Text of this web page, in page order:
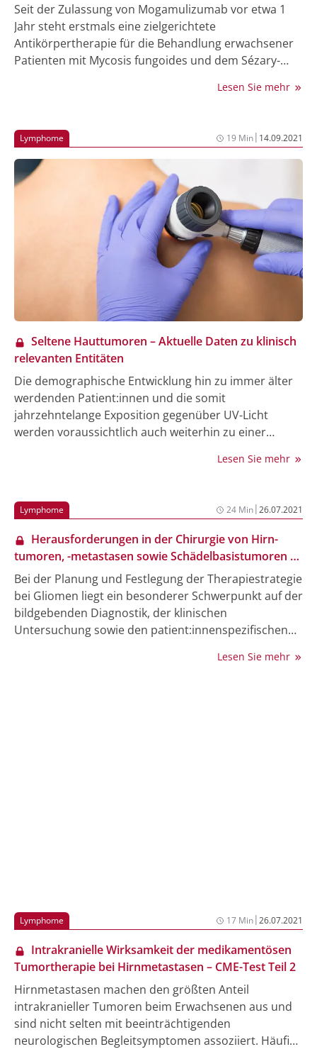
Seit der Zulassung von Mogamulizumab vor etwa 1
Jahr steht erstmals eine zielgerichtete
Antikörpertherapie für die Behandlung erwachsener
Patienten mit Mycosis fungoides und dem Sézary-
vorherige systemische Therapie erhalten haben. Die
T-Zell-Lymphome, neue Erkenntnisse aus der
MAVORIC-Studie, erste Erfahrungen aus der Praxis
sowie multimodale Behandlungsansätze wurden bei
einer digitalen Pressekonferenz vorgestellt.
Lesen Sie mehr
Lymphome 19 Min| 14.09.2021
Seltene Hauttumoren – Aktuelle Daten zu klinisch
relevanten Entitäten
Die demographische Entwicklung hin zu immer älter
werdenden Patient:innen und die somit
jahrzehntelange Exposition gegenüber UV-Licht
werden voraussichtlich auch weiterhin zu einer
maligne Melanom. Seltene Hauttumoren sind z.B. das
Merkelzellkarzinom (MCC) und das Angiosarkom. In
dieser Übersichtsarbeit wird die aktuelle Datenlage zu
den beiden zuletzt genannten Entitäten näher
Lesen Sie mehr
Lymphome 24 Min|26.07.2021
Herausforderungen in der Chirurgie von Hirn­
tumoren, -metastasen sowie Schädelbasistumoren –
CME-Test Teil 3
Bei der Planung und Festlegung der Therapiestrategie
bei Gliomen liegt ein besonderer Schwerpunkt auf der
bildgebenden Diagnostik, der klinischen
Untersuchung sowie den patient:innenspezifischen
perioperative Diagnostik sowie chirurgischeLesen Sie mehr
Lymphome 17 Min|26.07.2021
Intrakranielle Wirksamkeit der medikamentösen
Tumortherapie bei Hirnmetastasen – CME-Test Teil 2
Hirnmetastasen machen den größten Anteil
intrakranieller Tumoren beim Erwachsenen aus und
sind nicht selten mit beeinträchtigenden
neurologischen Begleitsymptomen assoziiert. Häufige